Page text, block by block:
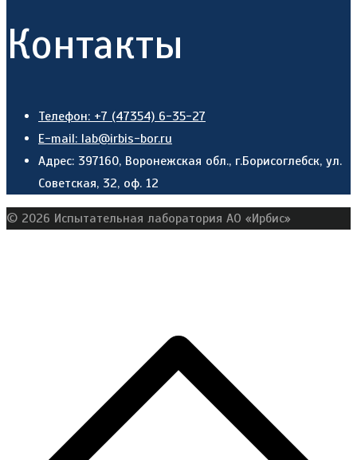
Контакты
Телефон: +7 (47354) 6-35-27
E-mail: lab@irbis-bor.ru
Адрес: 397160, Воронежская обл., г.Борисоглебск, ул.
Советская, 32, оф. 12
© 2026 Испытательная лаборатория АО «Ирбис»